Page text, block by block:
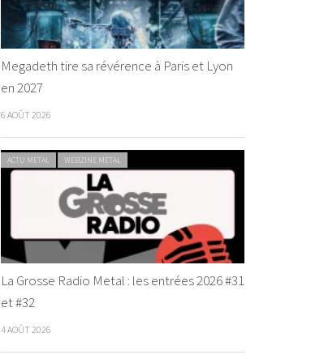
Megadeth tire sa révérence à Paris et Lyon
en 2027
6 AOÛT 2026
ACTU METAL WEBZINE METAL
La Grosse Radio Metal : les entrées 2026 #31
et #32
4 AOÛT 2026